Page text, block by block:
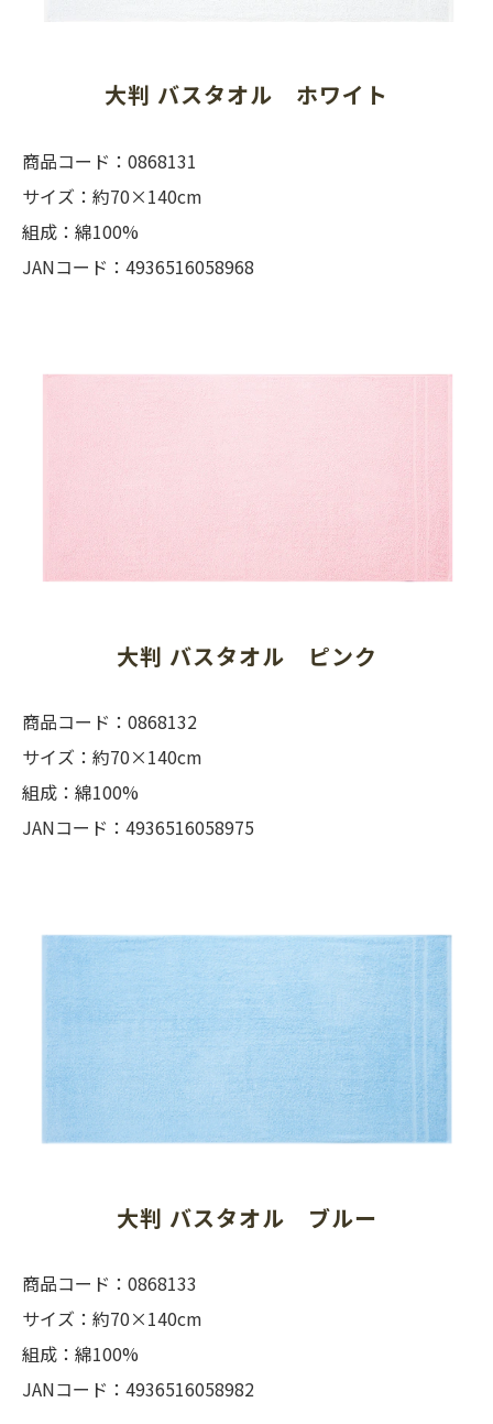
大判 バスタオル　ホワイト
商品コード：0868131
サイズ：約70×140cm
組成：綿100%
JANコード：4936516058968
大判 バスタオル　ピンク
商品コード：0868132
サイズ：約70×140cm
組成：綿100%
JANコード：4936516058975
大判 バスタオル　ブルー
商品コード：0868133
サイズ：約70×140cm
組成：綿100%
JANコード：4936516058982